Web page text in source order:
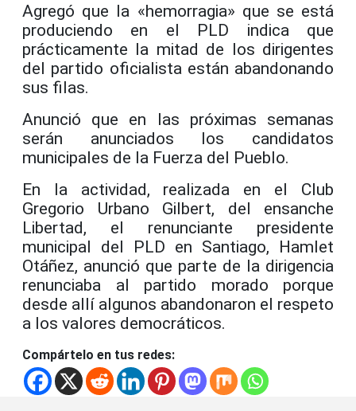
Agregó que la «hemorragia» que se está
produciendo en el PLD indica que
prácticamente la mitad de los dirigentes
del partido oficialista están abandonando
sus filas.
Anunció que en las próximas semanas
serán anunciados los candidatos
municipales de la Fuerza del Pueblo.
En la actividad, realizada en el Club
Gregorio Urbano Gilbert, del ensanche
Libertad, el renunciante presidente
municipal del PLD en Santiago, Hamlet
Otáñez, anunció que parte de la dirigencia
renunciaba al partido morado porque
desde allí algunos abandonaron el respeto
a los valores democráticos.
Compártelo en tus redes: